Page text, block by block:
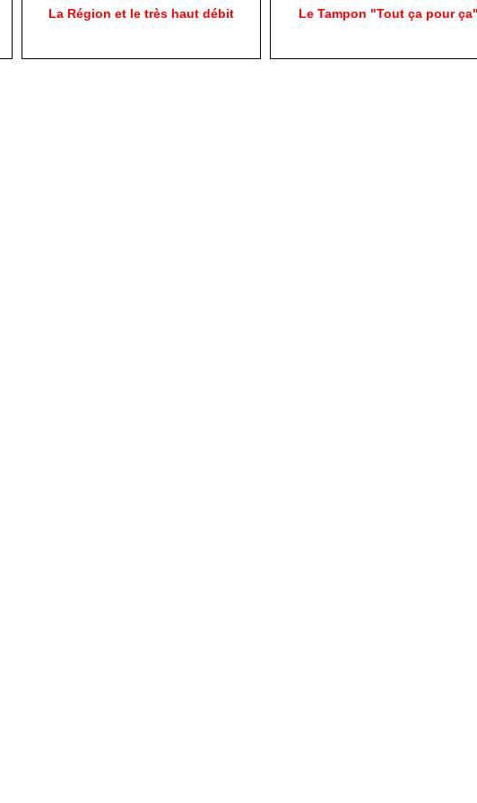
La Région et le très haut débit Le Tampon "Tout ça pour